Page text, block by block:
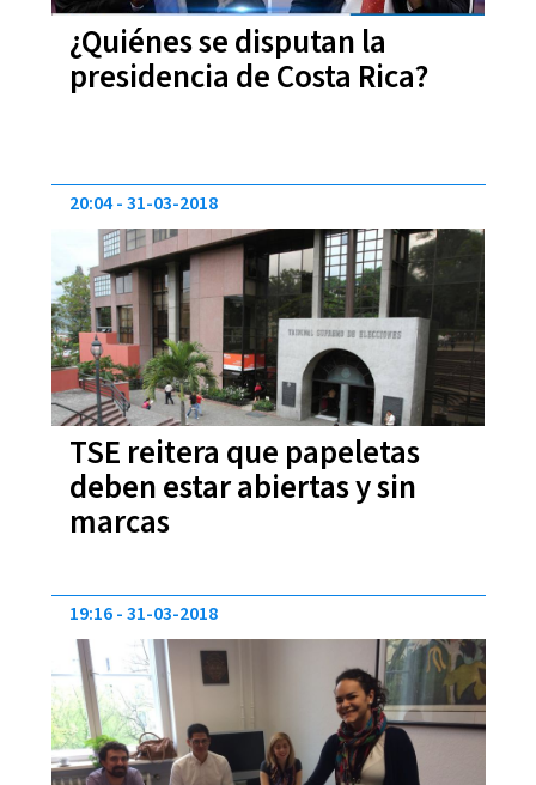
¿Quiénes se disputan la
presidencia de Costa Rica?
TSE reitera que papeletas
deben estar abiertas y sin
marcas
20:04 31-03-2018
19:16 31-03-2018